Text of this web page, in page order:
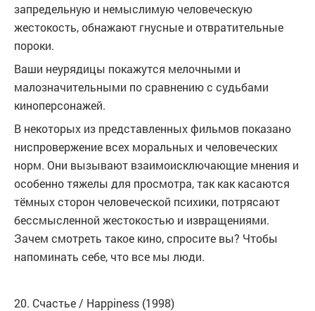
запредельную и немыслимую человеческую
жестокость, обнажают гнусные и отвратительные
пороки.
Ваши неурядицы покажутся мелочными и
малозначительными по сравнению с судьбами
киноперсонажей.
В некоторых из представленных фильмов показано
ниспровержение всех моральных и человеческих
норм. Они вызывают взаимоисключающие мнения и
особенно тяжелы для просмотра, так как касаются
тёмных сторон человеческой психики, потрясают
бессмысленнoй жестокостью и извращениями.
Зачем смотреть такое кино, спросите вы? Чтобы
напоминать себе, что все мы люди.
20. Счастье / Happiness (1998)